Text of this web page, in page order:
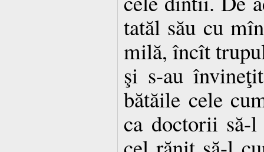
tatăl său cu
milă, încît
şi s-au
bătăile cele
ca doctorii să-